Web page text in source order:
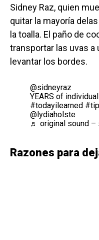
Sidney Raz, quien
quitar la mayoría
la toalla. El paño de
transportar las uvas
levantar los bordes.
@sidneyraz
YEARS of
#todayilearned
@lydiaholste
♬ original sound –
Razones para